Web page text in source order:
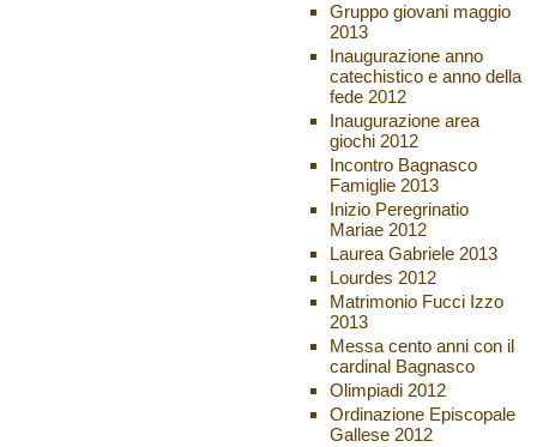
Gruppo giovani maggio
2013
Inaugurazione anno
catechistico e anno della
fede 2012
Inaugurazione area
giochi 2012
Incontro Bagnasco
Famiglie 2013
Inizio Peregrinatio
Mariae 2012
Laurea Gabriele 2013
Lourdes 2012
Matrimonio Fucci Izzo
2013
Messa cento anni con il
cardinal Bagnasco
Olimpiadi 2012
Ordinazione Episcopale
Gallese 2012